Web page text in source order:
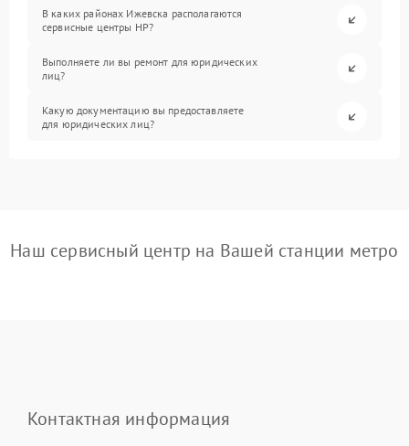
В каких районах Ижевска располагаются
сервисные центры HP?
Выполняете ли вы ремонт для юридических
лиц?
Какую документацию вы предоставляете
для юридических лиц?
Наш сервисный центр на Вашей станции метро
Контактная информация